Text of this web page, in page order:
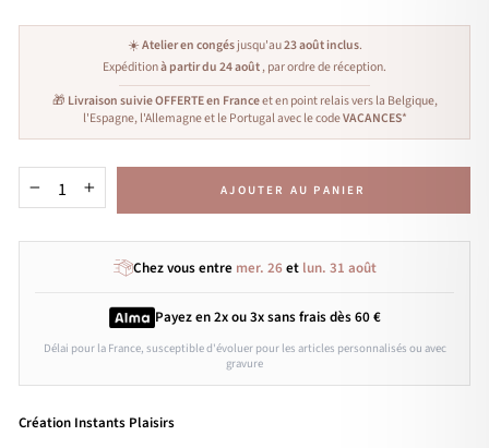
☀️Atelier en congésjusqu'au23 août inclus.
Expéditionà partir du 24 août, par ordre de réception.
🎁 Livraison suivie OFFERTE en Franceet en point relais vers la Belgique,
l'Espagne, l'Allemagne et le Portugal avec le codeVACANCES*
+ AJOUTER AU PANIER
Chez vous entre mer. 26et lun. 31 août
Payez en 2x ou 3xsans fraisdès 60 €
Délai pour la France, susceptible d'évoluer pour les articles personnalisés ou avec
gravure
Création Instants Plaisirs